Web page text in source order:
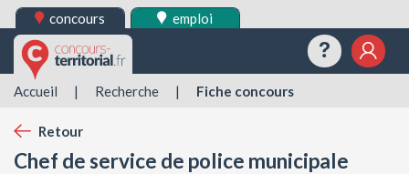
concours emploi
Accueil | Recherche | Fiche concours
Retour
Chef de service de police municipale